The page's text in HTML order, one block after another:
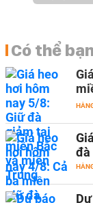
Có thể
đà